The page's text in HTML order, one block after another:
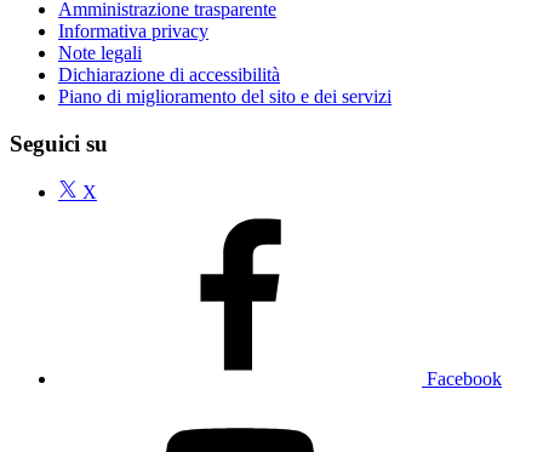
Amministrazione trasparente
Informativa privacy
Note legali
Dichiarazione di accessibilità
Piano di miglioramento del sito e dei servizi
Seguici su
X
Facebook